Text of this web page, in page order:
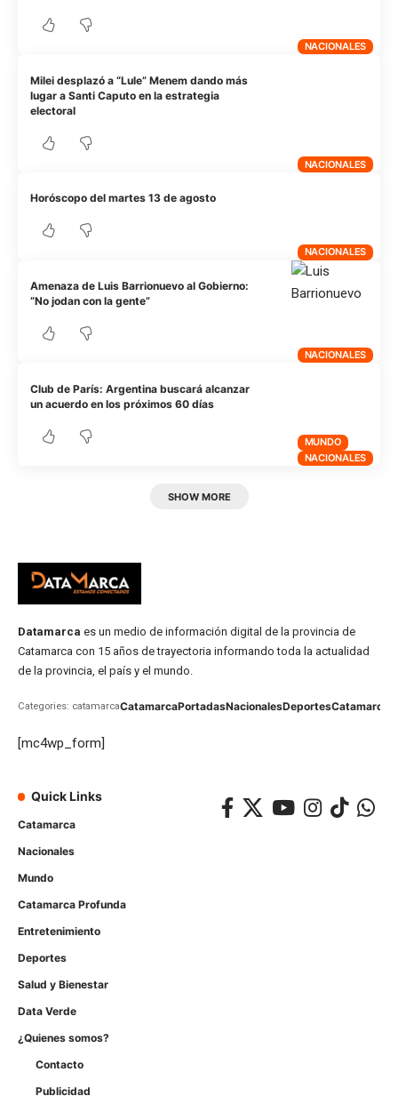
NACIONALES
NACIONALES
Milei desplazó a “Lule” Menem dando más
lugar a Santi Caputo en la estrategia
electoral
NACIONALES
Horóscopo del martes 13 de agosto
NACIONALES
Amenaza de Luis Barrionuevo al Gobierno:
“No jodan con la gente”
MUNDO
NACIONALES
Club de París: Argentina buscará alcanzar
un acuerdo en los próximos 60 días
SHOW MORE
Datamarca es un medio de información digital de la provincia de
Catamarca con 15 años de trayectoria informando toda la actualidad
de la provincia, el país y el mundo.
Categories: catamarcaCatamarcaPortadasNacionalesDeportesCatamarca
[mc4wp_form]
Quick Links
Catamarca
Nacionales
Mundo
Catamarca Profunda
Entretenimiento
Deportes
Salud y Bienestar
Data Verde
¿Quienes somos?
Contacto
Publicidad